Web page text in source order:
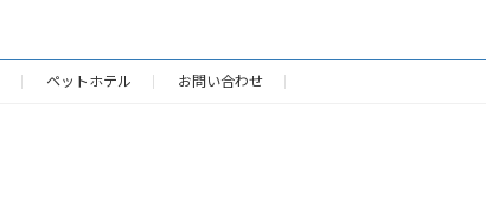
ペットホテル お問い合わせ